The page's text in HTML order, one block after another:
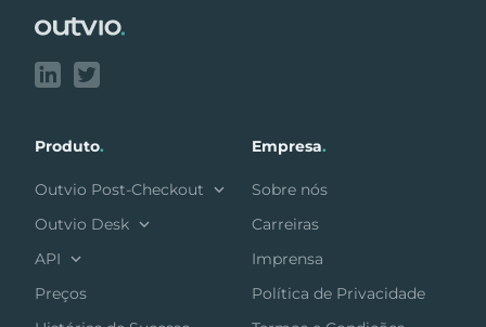
Produto.
Outvio Post-Checkout
Outvio Desk
API
Preços
Empresa.
Sobre nós
Carreiras
Imprensa
Política de Privacidade